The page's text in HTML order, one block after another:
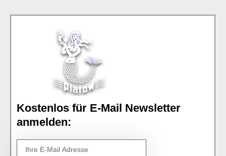
Kostenlos für E-Mail Newsletter
anmelden: